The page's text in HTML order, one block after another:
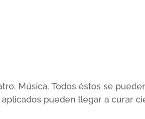
Música. Todos éstos se
pueden llegar a curar